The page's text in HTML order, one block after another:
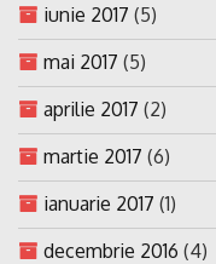
iunie 2017 (5)
mai 2017 (5)
aprilie 2017 (2)
martie 2017 (6)
ianuarie 2017 (1)
decembrie 2016 (4)